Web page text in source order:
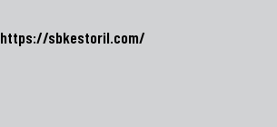
https://sbkestoril.com/